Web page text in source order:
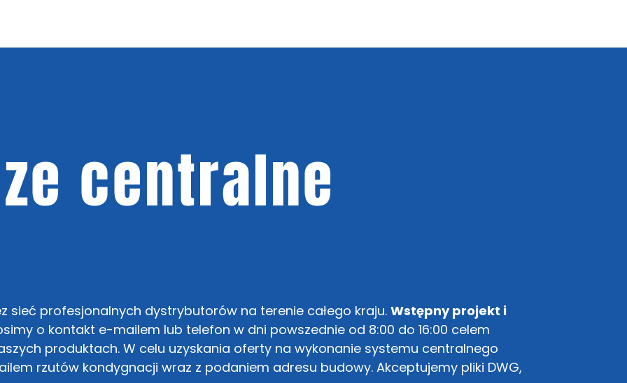
centralne
sieć profesjonalnych dystrybutorów na terenie całego kraju. Wstępny projekt i
o kontakt e-mailem lub telefon w dni powszednie od 8:00 do 16:00 celem
produktach. W celu uzyskania oferty na wykonanie systemu centralnego
rzutów kondygnacji wraz z podaniem adresu budowy. Akceptujemy pliki DWG,